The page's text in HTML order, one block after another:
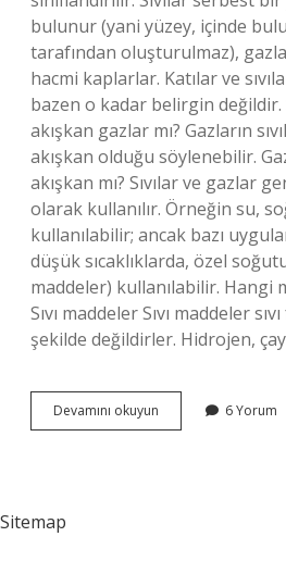
bulunur (yani yüzey, içinde
tarafından oluşturulmaz),
hacmi kaplarlar. Katılar ve
bazen o kadar belirgin değildir.
akışkan gazlar mı? Gazların
akışkan olduğu söylenebilir.
akışkan mı? Sıvılar ve gazlar
olarak kullanılır. Örneğin su,
kullanılabilir; ancak bazı
düşük sıcaklıklarda, özel
maddeler) kullanılabilir. Hangi
Sıvı maddeler Sıvı maddeler
şekilde değildirler. Hidrojen,
Devamını okuyun
Akışkan
6 Yorum
Sitemap